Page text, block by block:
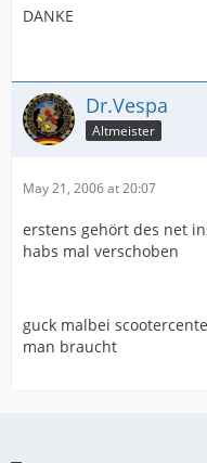
DANKE
Dr.Vespa
Altmeister
May 21, 2006 at 20:07
erstens gehört des net
habs mal verschoben
guck malbei
man braucht